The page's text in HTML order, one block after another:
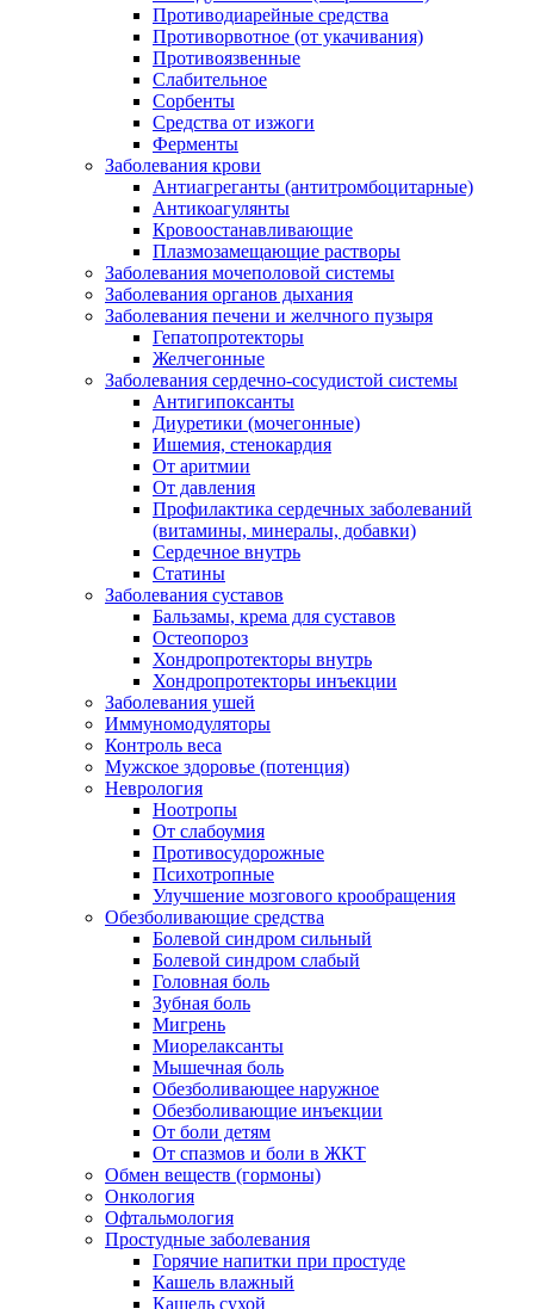
Противодиарейные средства
Противорвотное (от укачивания)
Противоязвенные
Слабительное
Сорбенты
Средства от изжоги
Ферменты
Заболевания крови
Антиагреганты (антитромбоцитарные)
Антикоагулянты
Кровоостанавливающие
Плазмозамещающие растворы
Заболевания мочеполовой системы
Заболевания органов дыхания
Заболевания печени и желчного пузыря
Гепатопротекторы
Желчегонные
Заболевания сердечно-сосудистой системы
Антигипоксанты
Диуретики (мочегонные)
Ишемия, стенокардия
От аритмии
От давления
Профилактика сердечных заболеваний
(витамины, минералы, добавки)
Сердечное внутрь
Статины
Заболевания суставов
Бальзамы, крема для суставов
Остеопороз
Хондропротекторы внутрь
Хондропротекторы инъекции
Заболевания ушей
Иммуномодуляторы
Контроль веса
Мужское здоровье (потенция)
Неврология
Ноотропы
От слабоумия
Противосудорожные
Психотропные
Улучшение мозгового крообращения
Обезболивающие средства
Болевой синдром сильный
Болевой синдром слабый
Головная боль
Зубная боль
Мигрень
Миорелаксанты
Мышечная боль
Обезболивающее наружное
Обезболивающие инъекции
От боли детям
От спазмов и боли в ЖКТ
Обмен веществ (гормоны)
Онкология
Офтальмология
Простудные заболевания
Горячие напитки при простуде
Кашель влажный
Кашель сухой